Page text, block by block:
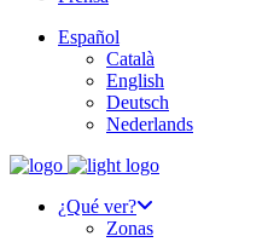
Español
Català
English
Deutsch
Nederlands
¿Qué ver?
Zonas